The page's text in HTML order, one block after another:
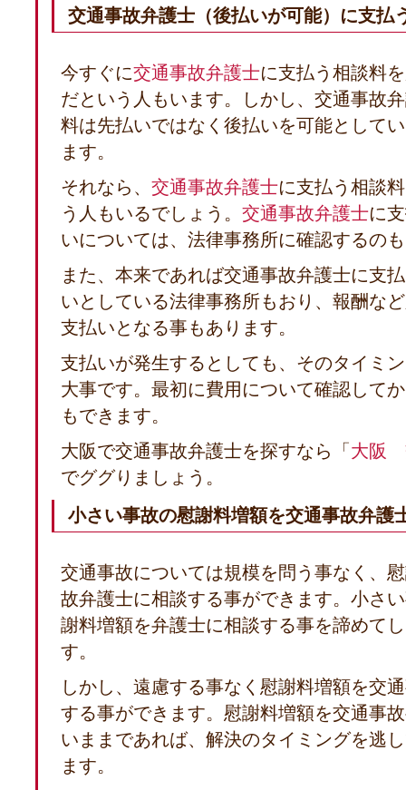
交通事故弁護士（後払いが可能）に支払
今すぐに交通事故弁護士に支払う相談料
だという人もいます。しかし、交通事故
料は先払いではなく後払いを可能として
ます。
それなら、 交通事故弁護士に支払う相談
う人もいるでしょう。 交通事故弁護士に
いについては、法律事務所に確認するの
また、本来であれば交通事故弁護士に支
いとしている法律事務所もおり、報酬な
支払いとなる事もあります。
支払いが発生するとしても、そのタイミ
大事です。最初に費用について確認して
もできます。
大阪で交通事故弁護士を探すなら「 大阪
でググりましょう。
小さい事故の慰謝料増額を交通事故弁護
交通事故については規模を問う事なく、
故弁護士に相談する事ができます。小さ
謝料増額を弁護士に相談する事を諦めて
す。
しかし、遠慮する事なく慰謝料増額を交
する事ができます。慰謝料増額を交通事
いままであれば、解決のタイミングを逃
ます。